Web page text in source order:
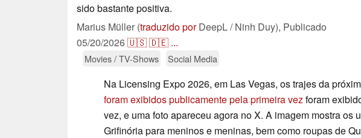
sido bastante positiva.
Marius Müller (traduzido porDeepL / Ninh Duy), Publicado
05/20/2026🇺🇸🇩🇪 ...
Movies / TV-Shows Social Media
Na Licensing Expo 2026, em Las Vegas, os trajes da
foram exibidos publicamente pela primeira vezforam
vez, e uma foto apareceu agora no X. A imagem mostra os
Grifinória para meninos e meninas, bem como roupas de